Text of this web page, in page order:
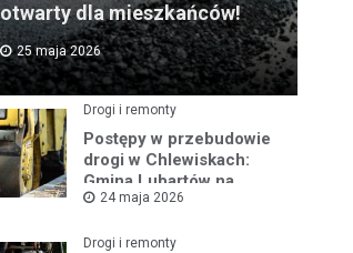
otwarty dla mieszkańców!
25 maja 2026
Drogi i remonty
Postępy w przebudowie
drogi w Chlewiskach:
Gmina Lubartów na
miejscu inwestycji
24 maja 2026
Drogi i remonty